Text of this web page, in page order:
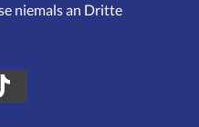
niemals an Dritte